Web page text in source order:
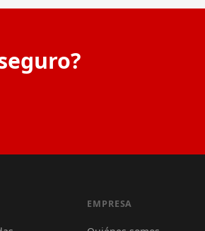
EMPRESA